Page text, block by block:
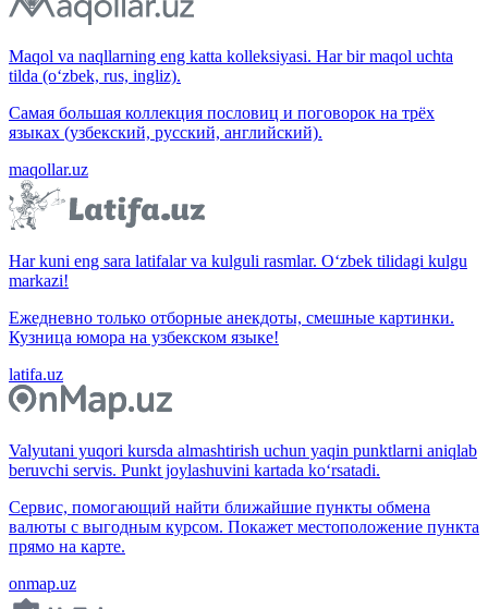
Maqol va naqllarning eng katta kolleksiyasi. Har bir maqol uchta
tilda (o‘zbek, rus, ingliz).
Самая большая коллекция пословиц и поговорок на трёх
языках (узбекский, русский, английский).
maqollar.uz
Har kuni eng sara latifalar va kulguli rasmlar. O‘zbek tilidagi kulgu
markazi!
Ежедневно только отборные анекдоты, смешные картинки.
Кузница юмора на узбекском языке!
latifa.uz
Valyutani yuqori kursda almashtirish uchun yaqin punktlarni aniqlab
beruvchi servis. Punkt joylashuvini kartada ko‘rsatadi.
Сервис, помогающий найти ближайшие пункты обмена
валюты с выгодным курсом. Покажет местоположение пункта
прямо на карте.
onmap.uz